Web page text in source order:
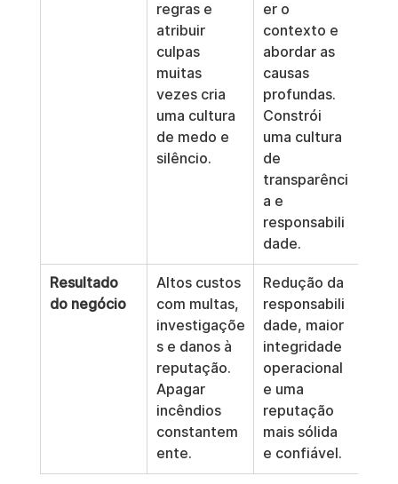
regras e
atribuir
culpas
muitas
vezes cria
uma cultura
de medo e
silêncio.
er o
contexto e
abordar as
causas
profundas.
Constrói
uma cultura
de
transparênci
a e
responsabili
dade.
Resultado
do negócio
Altos custos
com multas,
investigaçõe
s e danos à
reputação.
Apagar
incêndios
constantem
ente.
Redução da
responsabili
dade, maior
integridade
operacional
e uma
reputação
mais sólida
e confiável.